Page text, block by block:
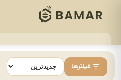
فیلترها